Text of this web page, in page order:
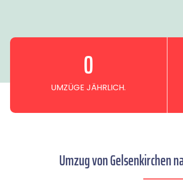
UMZÜGE JÄHRLICH.
0
Umzug von Gelsenkirchen